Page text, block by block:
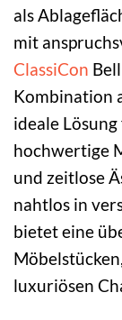
als
mit
ClassiCon
Kombination
ideale
hochwertige
und zeitlose
nahtlos in
bietet eine
luxuriösen